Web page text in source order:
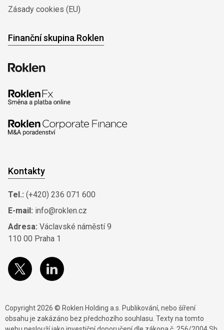
Zásady cookies (EU)
Finanční skupina Roklen
Kontakty
Tel.: (+420) 236 071 600
E-mail: info@roklen.cz
Adresa: Václavské náměstí 9
110 00 Praha 1
Copyright 2026 © Roklen Holding a.s. Publikování, nebo šíření
obsahu je zakázáno bez předchozího souhlasu. Texty na tomto